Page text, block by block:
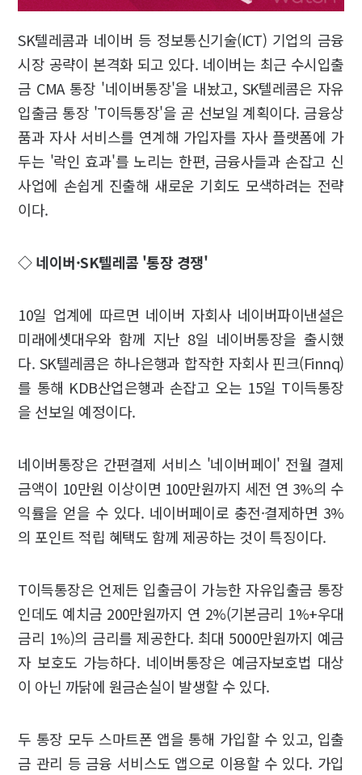
SK텔레콤과 네이버 등 정보통신기술(ICT) 기업의 금융
시장 공략이 본격화 되고 있다. 네이버는 최근 수시입출
금 CMA 통장 '네이버통장'을 내놨고, SK텔레콤은 자유
입출금 통장 'T이득통장'을 곧 선보일 계획이다. 금융상
품과 자사 서비스를 연계해 가입자를 자사 플랫폼에 가
두는 '락인 효과'를 노리는 한편, 금융사들과 손잡고 신
사업에 손쉽게 진출해 새로운 기회도 모색하려는 전략
이다.
◇ 네이버·SK텔레콤 '통장 경쟁'
10일 업계에 따르면 네이버 자회사 네이버파이낸셜은
미래에셋대우와 함께 지난 8일 네이버통장을 출시했
다. SK텔레콤은 하나은행과 합작한 자회사 핀크(Finnq)
를 통해 KDB산업은행과 손잡고 오는 15일 T이득통장
을 선보일 예정이다.
네이버통장은 간편결제 서비스 '네이버페이' 전월 결제
금액이 10만원 이상이면 100만원까지 세전 연 3%의 수
익률을 얻을 수 있다. 네이버페이로 충전·결제하면 3%
의 포인트 적립 혜택도 함께 제공하는 것이 특징이다.
T이득통장은 언제든 입출금이 가능한 자유입출금 통장
인데도 예치금 200만원까지 연 2%(기본금리 1%+우대
금리 1%)의 금리를 제공한다. 최대 5000만원까지 예금
자 보호도 가능하다. 네이버통장은 예금자보호법 대상
이 아닌 까닭에 원금손실이 발생할 수 있다.
두 통장 모두 스마트폰 앱을 통해 가입할 수 있고, 입출
금 관리 등 금융 서비스도 앱으로 이용할 수 있다. 가입